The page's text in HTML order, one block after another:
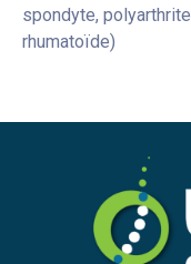
spondyte, polyarthrite
rhumatoïde)